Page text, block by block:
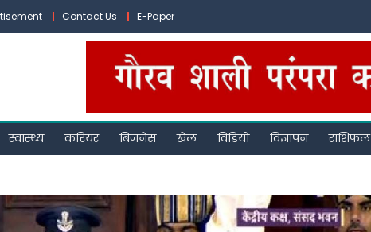
Contact Us E-Paper
स्वास्थ्य करियर बिजनेस खेल विडियो विज्ञापन राशिफल